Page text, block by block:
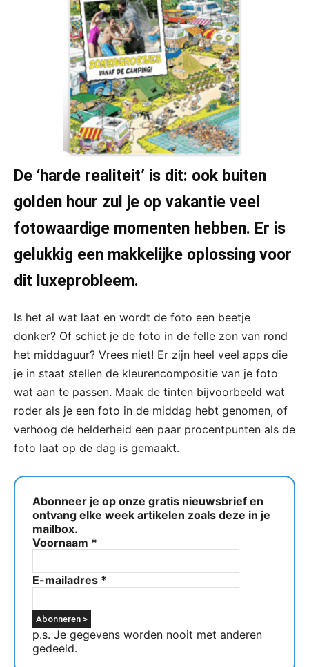
De ‘harde realiteit’ is dit: ook buiten
golden hour zul je op vakantie veel
fotowaardige momenten hebben. Er is
gelukkig een makkelijke oplossing voor
dit luxeprobleem.
Is het al wat laat en wordt de foto een beetje
donker? Of schiet je de foto in de felle zon van rond
het middaguur? Vrees niet! Er zijn heel veel apps die
je in staat stellen de kleurencompositie van je foto
wat aan te passen. Maak de tinten bijvoorbeeld wat
roder als je een foto in de middag hebt genomen, of
verhoog de helderheid een paar procentpunten als de
foto laat op de dag is gemaakt.
Abonneer je op onze gratis nieuwsbrief en
ontvang elke week artikelen zoals deze in je
mailbox.
Voornaam *
E-mailadres *
p.s. Je gegevens worden nooit met anderen
gedeeld.